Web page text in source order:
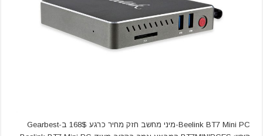
Beelink BT7 Mini PC-מיני מחשב חזק מחיר כרגע 168$ ב-Gearbest